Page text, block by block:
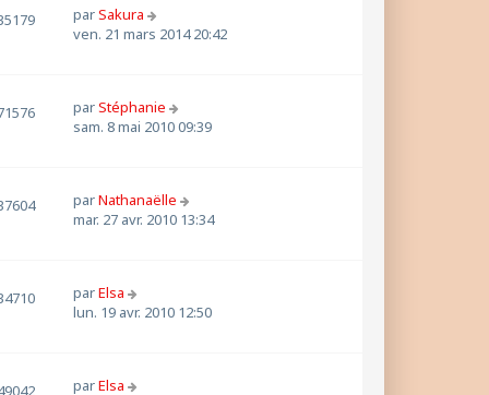
parSakura
ven. 21 mars 2014 20:42
parStéphanie
sam. 8 mai 2010 09:39
parNathanaëlle
mar. 27 avr. 2010 13:34
parElsa
lun. 19 avr. 2010 12:50
parElsa